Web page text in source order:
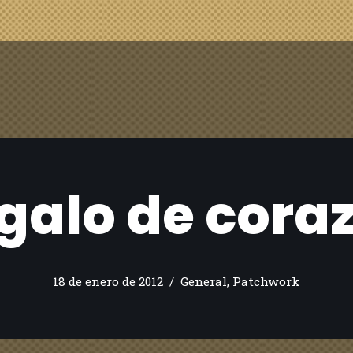
de
18 de enero de 2012 General, Patchwork